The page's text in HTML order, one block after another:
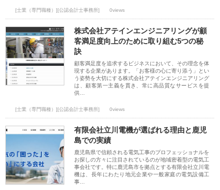
[士業（専門職種）][公認会計士事務所] 0views
株式会社アテインエンジニアリングが顧
客満足度向上のために取り組む5つの秘
訣
顧客満足度を追求するビジネスにおいて、その理念を体
現する企業があります。「お客様の心に寄り添う」とい
う姿勢を大切にする株式会社アテインエンジニアリング
は、顧客第一主義を貫き、常に高品質なサービスを提
供…
[士業（専門職種）][公認会計士事務所] 0views
有限会社立川電機が選ばれる理由と鹿児
島での実績
鹿児島県で信頼される電気工事のプロフェッショナルを
お探しの方々に注目されているのが地域密着型の電気工
事会社です。特に鹿児島市を拠点とする有限会社立川電
機は、長年にわたり地元企業や一般家庭の電気設備工
事…